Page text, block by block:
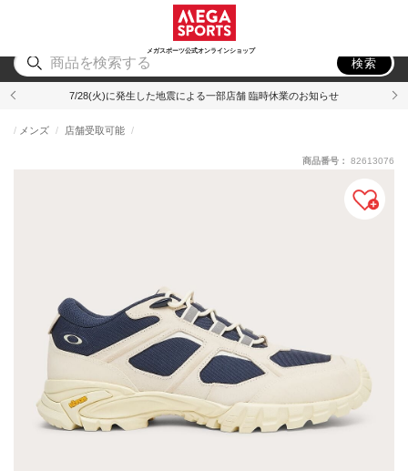
メガスポーツ公式オンラインショップ
アウトドア
検索
7/28(火)に発生した地震による一部店舗 臨時休業のお知らせ
メンズ 店舗受取可能
商品番号： 82613076